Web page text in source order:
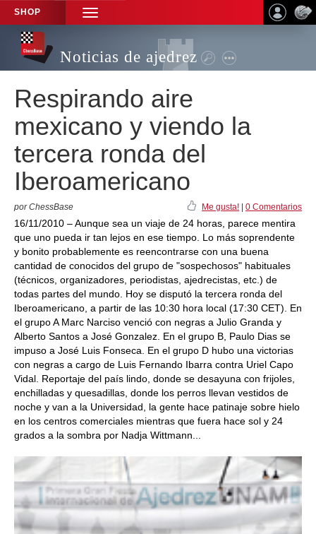
SHOP
TOGGLE
NAVIGATION
Noticias de ajedrez
Respirando aire
mexicano y viendo la
tercera ronda del
Iberoamericano
por ChessBase Me gusta! 0 Comentarios
16/11/2010 – Aunque sea un viaje de 24 horas, parece mentira
que uno pueda ir tan lejos en ese tiempo. Lo más soprendente
y bonito probablemente es reencontrarse con una buena
cantidad de conocidos del grupo de "sospechosos" habituales
(técnicos, organizadores, periodistas, ajedrecistas, etc.) de
todas partes del mundo. Hoy se disputó la tercera ronda del
Iberoamericano, a partir de las 10:30 hora local (17:30 CET). En
el grupo A Marc Narciso venció con negras a Julio Granda y
Alberto Santos a José Gonzalez. En el grupo B, Paulo Dias se
impuso a José Luis Fonseca. En el grupo D hubo una victorias
con negras a cargo de Luis Fernando Ibarra contra Uriel Capo
Vidal. Reportaje del país lindo, donde se desayuna con frijoles,
enchilladas y quesadillas, donde los perros llevan vestidos de
noche y van a la Universidad, la gente hace patinaje sobre hielo
en los centros comerciales mientras que fuera hace sol y 24
grados a la sombra por Nadja Wittmann...